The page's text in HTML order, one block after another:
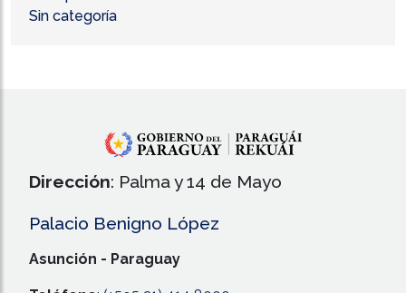
Sin categoría
Dirección: Palma y 14 de Mayo
Palacio Benigno López
Asunción - Paraguay